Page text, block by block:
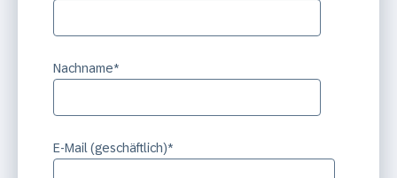
Nachname*
E-Mail (geschäftlich)*